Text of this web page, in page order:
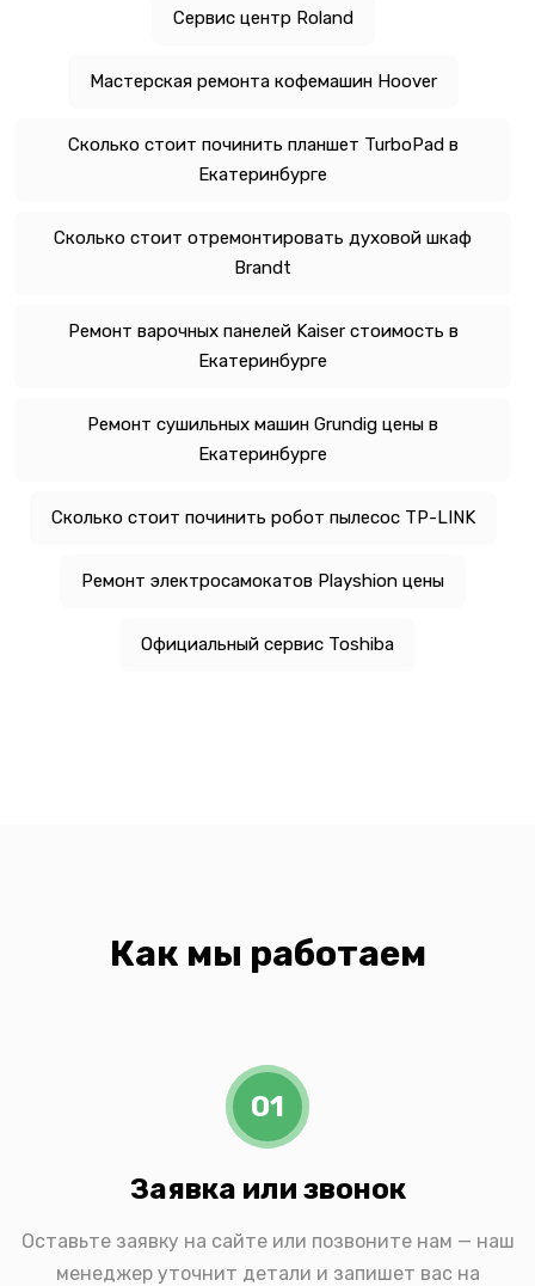
Сервис центр Roland
Мастерская ремонта кофемашин Hoover
Сколько стоит починить планшет TurboPad в
Екатеринбурге
Сколько стоит отремонтировать духовой шкаф
Brandt
Ремонт варочных панелей Kaiser стоимость в
Екатеринбурге
Ремонт сушильных машин Grundig цены в
Екатеринбурге
Сколько стоит починить робот пылесос TP-LINK
Ремонт электросамокатов Playshion цены
Официальный сервис Toshiba
Как мы работаем
01
Заявка или звонок
Оставьте заявку на сайте или позвоните нам — наш
менеджер уточнит детали и запишет вас на